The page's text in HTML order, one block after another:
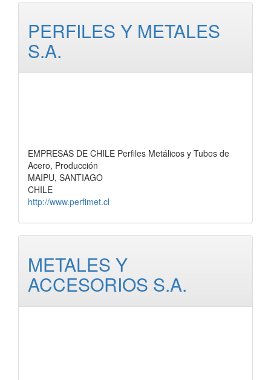
PERFILES Y METALES
S.A.
EMPRESAS DE CHILE Perfiles Metálicos y Tubos de
Acero, Producción
MAIPU, SANTIAGO
CHILE
http://www.perfimet.cl
METALES Y
ACCESORIOS S.A.